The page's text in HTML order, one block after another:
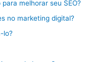
melhorar seu SEO?
no marketing digital?
lo?